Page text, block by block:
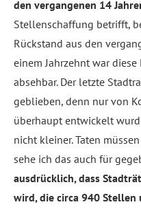
den vergangenen 14
Stellenschaffung betrifft,
Rückstand aus den
einem Jahrzehnt war
absehbar. Der letzte
geblieben, denn nur von
überhaupt entwickelt
nicht kleiner. Taten
sehe ich das auch für
ausdrücklich, dass
wird, die circa 940